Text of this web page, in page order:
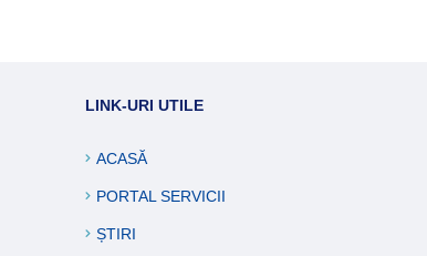
LINK-URI UTILE
ACASĂ
PORTAL SERVICII
ȘTIRI